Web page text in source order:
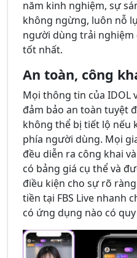
năm kinh nghiệm, sự
không ngừng, luôn nỗ
người dùng trải nghiệm
tốt nhất.
An toàn, công
Mọi thông tin của IDOL
đảm bảo an toàn tuyệt
không thể bị tiết lộ nếu
phía người dùng. Mọi
đều diễn ra công khai
có bảng giá cụ thể và
điều kiện cho sự rõ
tiền tại FBS Live nhanh
có ứng dụng nào có